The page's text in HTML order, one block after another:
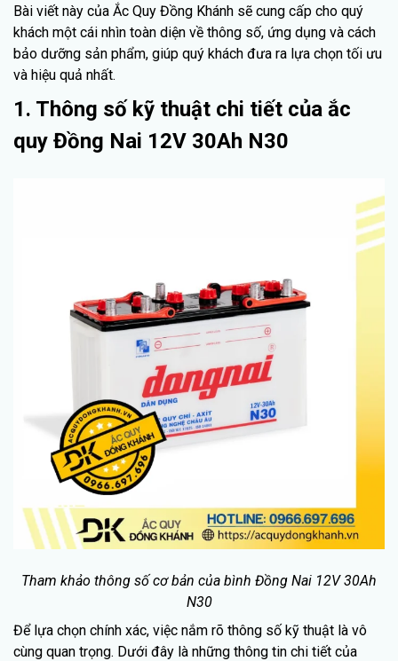
Bài viết này của Ắc Quy Đồng Khánh sẽ cung cấp cho quý
khách một cái nhìn toàn diện về thông số, ứng dụng và cách
bảo dưỡng sản phẩm, giúp quý khách đưa ra lựa chọn tối ưu
và hiệu quả nhất.
1. Thông số kỹ thuật chi tiết của ắc
quy Đồng Nai 12V 30Ah N30
Tham khảo thông số cơ bản của bình Đồng Nai 12V 30Ah
N30
Để lựa chọn chính xác, việc nắm rõ thông số kỹ thuật là vô
cùng quan trọng. Dưới đây là những thông tin chi tiết của